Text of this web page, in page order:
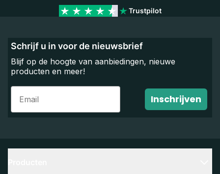
Trustpilot
Schrijf u in voor de nieuwsbrief
Blijf op de hoogte van aanbiedingen, nieuwe
producten en meer!
Email
Inschrijven